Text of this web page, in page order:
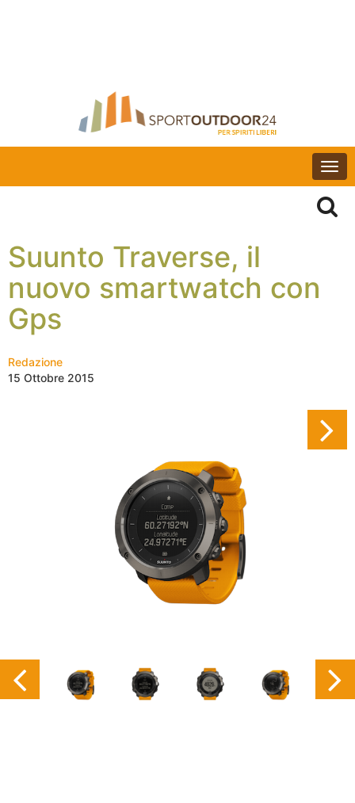
Suunto Traverse, il
nuovo smartwatch con
Gps
Redazione
15 Ottobre 2015